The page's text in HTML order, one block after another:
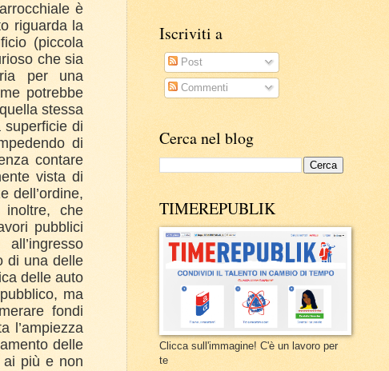
è
riguarda la
(piccola
che sia
per una
potrebbe
stessa
superficie di
di
contare
vista di
dell’ordine,
inoltre, che
pubblici
di una delle
delle auto
ma
fondi
l’ampiezza
delle
ai più e non
Iscriviti a
Post
Commenti
Cerca nel blog
TIMEREPUBLIK
Clicca sull'immagine! C'è un lavoro per
te